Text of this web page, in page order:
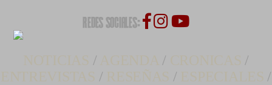
REDES SOCIALES:
/ /
/
/ /
/